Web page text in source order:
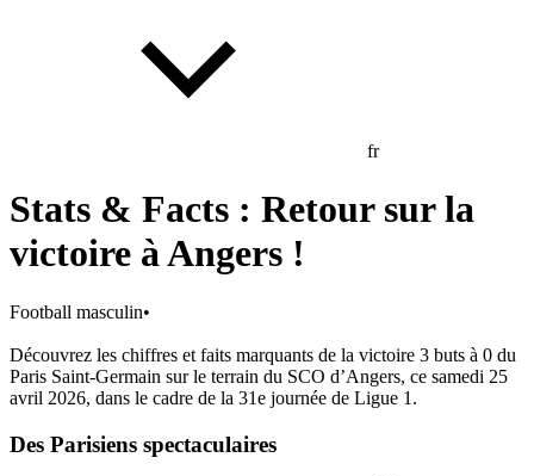
fr
Stats & Facts : Retour sur la
victoire à Angers !
Football masculin•
Découvrez les chiffres et faits marquants de la victoire 3 buts à 0 du
Paris Saint-Germain sur le terrain du SCO d’Angers, ce samedi 25
avril 2026, dans le cadre de la 31e journée de Ligue 1.
Des Parisiens spectaculaires